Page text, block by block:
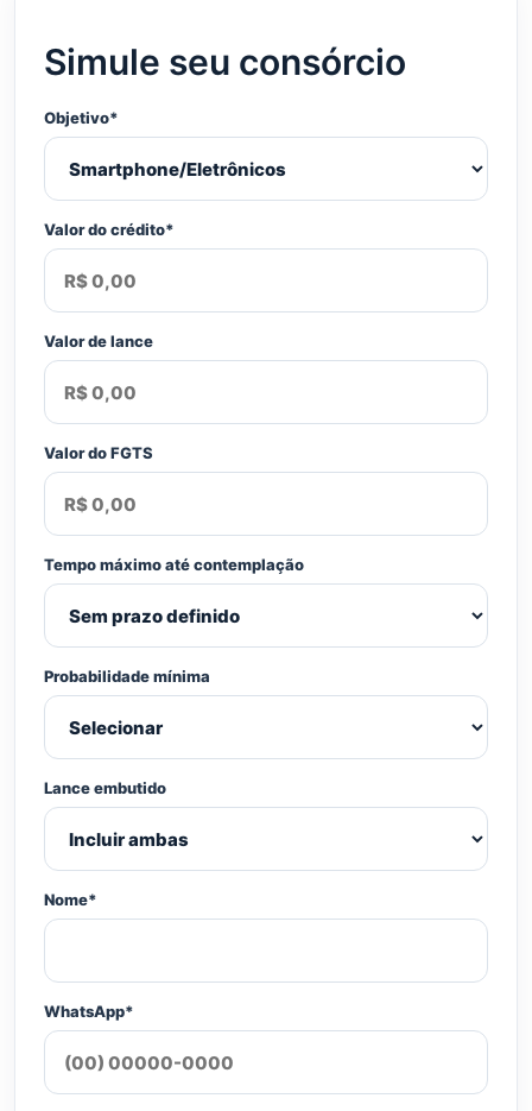
Simule seu consórcio
Objetivo*
Valor do crédito*
Valor de lance
Valor do FGTS
Tempo máximo até contemplação
Probabilidade mínima
Lance embutido
Nome*
WhatsApp*